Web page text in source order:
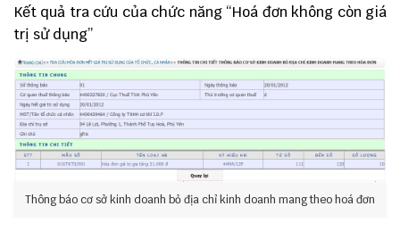
Kết quả tra cứu của chức năng “Hoá đơn không còn giá
trị sử dụng”
Thông báo cơ sở kinh doanh bỏ địa chỉ kinh doanh mang theo hoá đơn